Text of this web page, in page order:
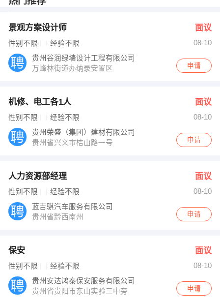
吕小姐 发布 [机修、电工各1人 ] 招聘信息
王经理 发布 [保安 ] 招聘信息
祝开权 发布 [文员 ] 招聘信息
【贵州领睿文化传媒有限公司 】 强势入驻
景观方案设计师 面议
性别不限 经验不限
08-10
贵州谷润绿墙设计工程有限公司
万峰林街道办纳录安置区
申请
机修、电工各1人 面议
性别不限 经验不限
08-10
贵州荣盛（集团）建材有限公司
贵州省兴义市桔山路一号
申请
人力资源部经理 面议
性别不限 经验不限
08-10
蓝吉骐汽车服务有限公司
贵州省黔西南州
申请
保安 面议
性别不限 经验不限
08-10
贵州安达鸿泰保安服务有限公司
贵州省贵阳市东山实验三中旁
申请